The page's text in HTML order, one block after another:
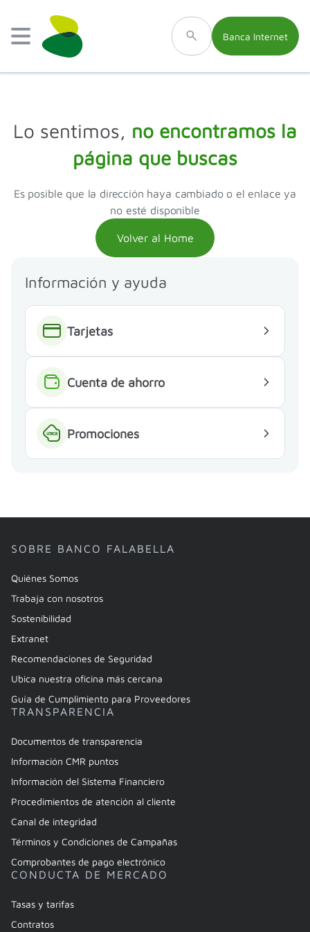
Banca Internet
Lo sentimos, no encontramos la
página que buscas
Es posible que la dirección haya cambiado o el enlace ya
no esté disponible
Volver al Home
Información y ayuda
Tarjetas
Cuenta de ahorro
Promociones
SOBRE BANCO FALABELLA
Quiénes Somos
Trabaja con nosotros
Sostenibilidad
Extranet
Recomendaciones de Seguridad
Ubica nuestra oficina más cercana
Guía de Cumplimiento para Proveedores
TRANSPARENCIA
Documentos de transparencia
Información CMR puntos
Información del Sistema Financiero
Procedimientos de atención al cliente
Canal de integridad
Términos y Condiciones de Campañas
Comprobantes de pago electrónico
CONDUCTA DE MERCADO
Tasas y tarifas
Contratos